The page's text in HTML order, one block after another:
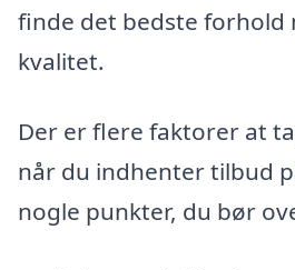
finde det bedste forhold
kvalitet.
Der er flere faktorer at
når du indhenter tilbud
nogle punkter, du bør